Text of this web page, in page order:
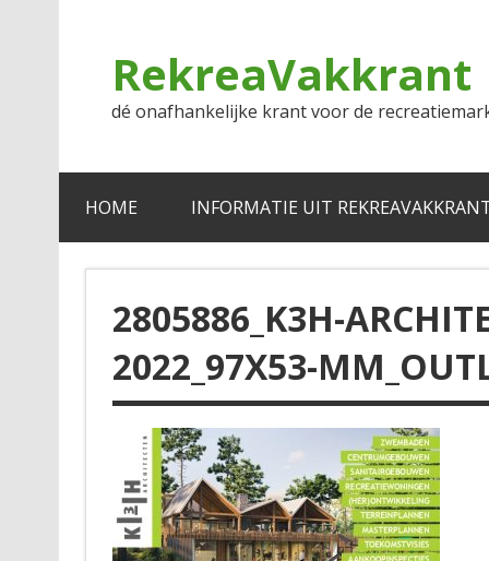
RekreaVakkrant
dé onafhankelijke krant voor de
HOME INFORMATIE UIT
2805886_K3H-
2022_97X53-